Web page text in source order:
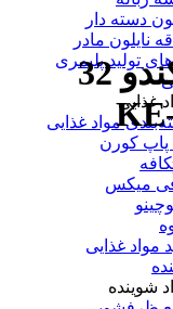
دسته دار
نایلون مادر
تولید پلیمری
غذایی
مواد غذایی
پاپ کورن
میکس
مواد غذایی
شوینده
ست سر پیچ گوشتی کندو 32